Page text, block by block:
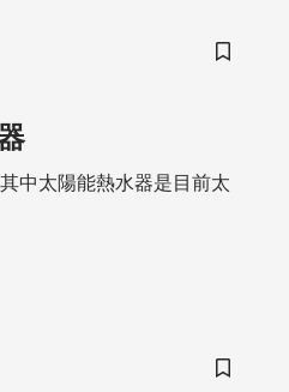
儲存書籤
中太陽能熱水器是目前太
儲存書籤